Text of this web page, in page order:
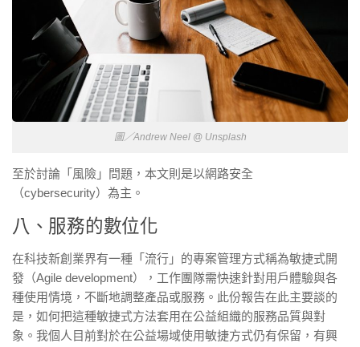
圖／Andrew Neel @ Unsplash
至於討論「風險」問題，本文則是以網路安全
（cybersecurity）為主。
八、服務的數位化
在科技新創業界有一種「流行」的專案管理方式稱為敏捷式開
發（Agile development），工作團隊需快速針對用戶體驗與各
種使用情境，不斷地調整產品或服務。此份報告在此主要談的
是，如何把這種敏捷式方法套用在公益組織的服務品質與對
象。我個人目前對於在公益場域使用敏捷方式仍有保留，有興